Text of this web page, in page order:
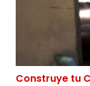
Construye tu